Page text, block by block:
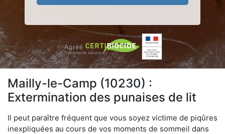
Mailly-le-Camp (10230) :
Extermination des punaises de lit
Il peut paraître fréquent que vous soyez victime de piqûres
inexpliquées au cours de vos moments de sommeil dans